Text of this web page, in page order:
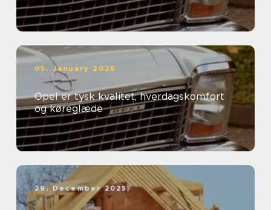
05. January 2026
Opel er tysk kvalitet, hverdagskomfort
og køreglæde
29. December 2025